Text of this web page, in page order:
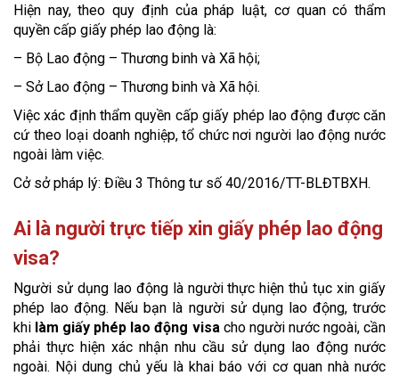
Hiện nay, theo quy định của pháp luật, cơ quan có thẩm
quyền cấp giấy phép lao động là:
– Bộ Lao động – Thương binh và Xã hội;
– Sở Lao động – Thương binh và Xã hội.
Việc xác định thẩm quyền cấp giấy phép lao động được căn
cứ theo loại doanh nghiệp, tổ chức nơi người lao động nước
ngoài làm việc.
Cở sở pháp lý: Điều 3 Thông tư số 40/2016/TT-BLĐTBXH.
Ai là người trực tiếp xin giấy phép lao động
visa?
Người sử dụng lao động là người thực hiện thủ tục xin giấy
phép lao động. Nếu bạn là người sử dụng lao động, trước
khi làm giấy phép lao động visa cho người nước ngoài, cần
phải thực hiện xác nhận nhu cầu sử dụng lao động nước
ngoài. Nội dung chủ yếu là khai báo với cơ quan nhà nước